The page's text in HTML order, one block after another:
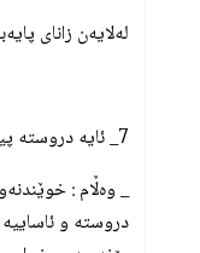
له‌لایه‌ن زانای
7_ ئایه‌ دروسته‌ پیاوان یان بۆ ئافره‌تان به‌بێ ده‌ست نوێژ قورئان بخوێنێته‌وه‌ ؟
_ وه‌ڵام :
دروسته‌ و